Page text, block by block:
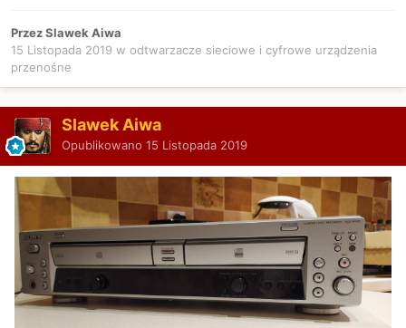
Przez Slawek Aiwa
15 Listopada 2019 w odtwarzacze sieciowe i cyfrowe urządzenia
przenośne
Slawek Aiwa
Opublikowano 15 Listopada 2019